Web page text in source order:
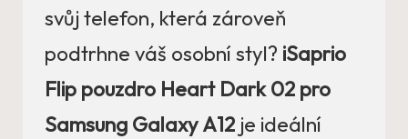
svůj telefon, která zároveň
podtrhne váš osobní styl? iSaprio
Flip pouzdro Heart Dark 02 pro
Samsung Galaxy A12 je ideální